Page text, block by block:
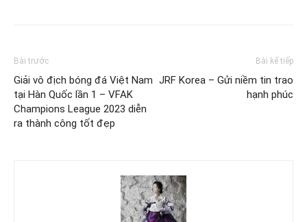
Bài trước
Giải vô địch bóng đá Việt Nam
tại Hàn Quốc lần 1 – VFAK
Champions League 2023 diễn
ra thành công tốt đẹp
Bài kế tiếp
JRF Korea – Gửi niềm tin trao
hạnh phúc